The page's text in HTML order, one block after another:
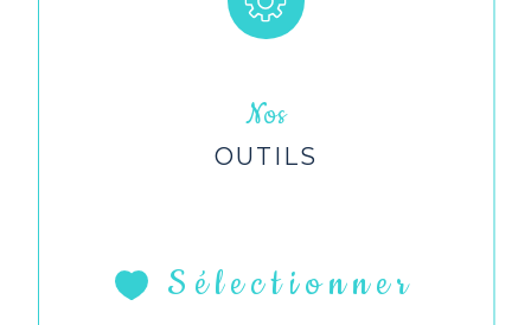
Nos
OUTILS
Sélectionner